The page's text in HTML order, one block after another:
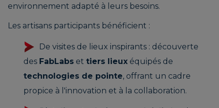
environnement adapté à leurs besoins.
Les artisans participants bénéficient :
De visites de lieux inspirants : découverte
des FabLabs et tiers lieux équipés de
technologies de pointe, offrant un cadre
propice à l'innovation et à la collaboration.